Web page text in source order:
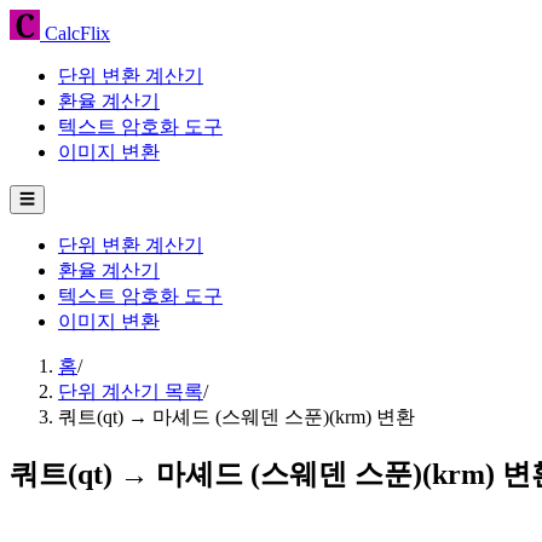
CalcFlix
단위 변환 계산기
환율 계산기
텍스트 암호화 도구
이미지 변환
☰
단위 변환 계산기
환율 계산기
텍스트 암호화 도구
이미지 변환
홈/
단위 계산기 목록/
쿼트(qt) → 마셰드 (스웨덴 스푼)(krm) 변환
쿼트(qt) → 마셰드 (스웨덴 스푼)(krm) 변